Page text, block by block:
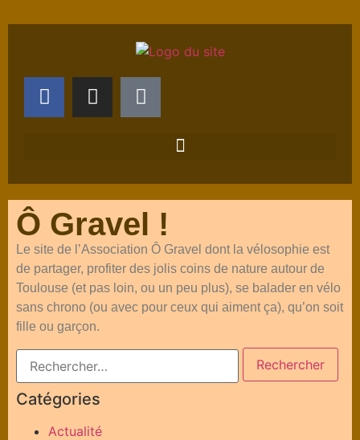
Ô Gravel !
Le site de l’Association Ô Gravel dont la vélosophie est
de partager, profiter des jolis coins de nature autour de
Toulouse (et pas loin, ou un peu plus), se balader en vélo
sans chrono (ou avec pour ceux qui aiment ça), qu’on soit
fille ou garçon.
Catégories
Actualité